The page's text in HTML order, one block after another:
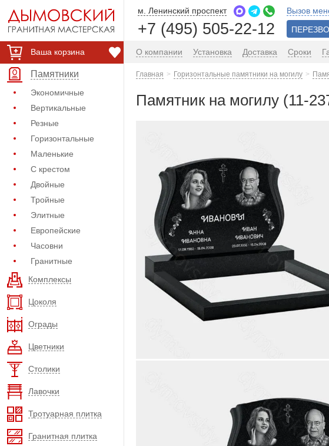
Ваша корзина
Памятники
Экономичные
Вертикальные
Резные
Горизонтальные
Маленькие
С крестом
Двойные
Тройные
Элитные
Европейские
Часовни
Гранитные
Комплексы
Цоколя
Ограды
Цветники
Столики
Лавочки
Тротуарная плитка
Гранитная плитка
м. Ленинский проспект
+7 (495) 505-22-12
Вызов
О компании Установка Доставка Сроки
Главная Горизонтальные памятники на могилу
Памятник на могилу (11-